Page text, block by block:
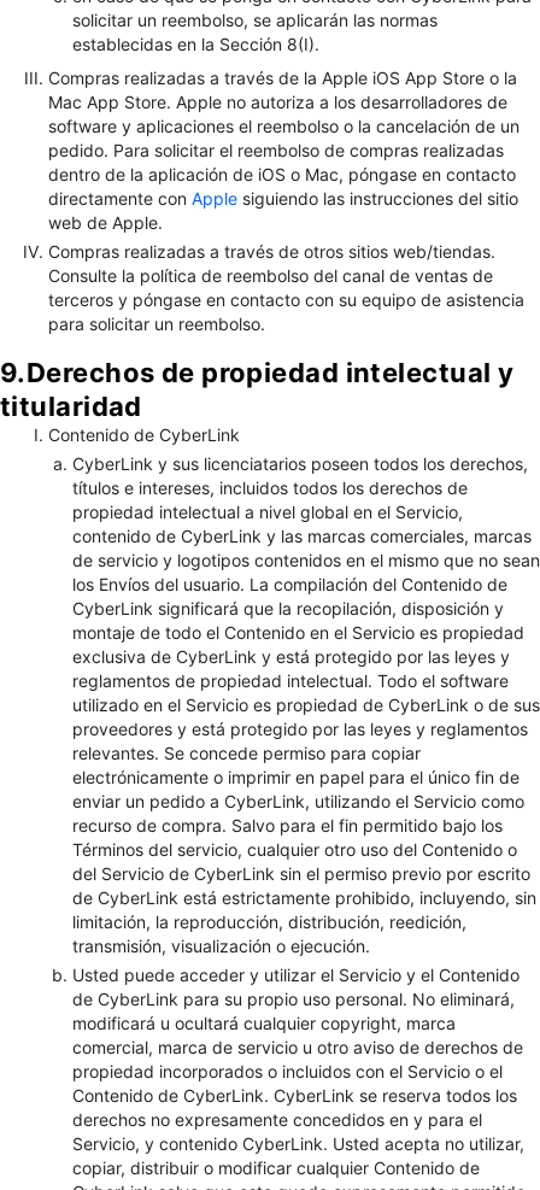
solicitar un reembolso, se aplicarán las normas
establecidas en la Sección 8(I).
Compras realizadas a través de la Apple iOS App Store o la
Mac App Store. Apple no autoriza a los desarrolladores de
software y aplicaciones el reembolso o la cancelación de un
pedido. Para solicitar el reembolso de compras realizadas
dentro de la aplicación de iOS o Mac, póngase en contacto
directamente con Apple siguiendo las instrucciones del sitio
web de Apple.
Compras realizadas a través de otros sitios web/tiendas.
Consulte la política de reembolso del canal de ventas de
terceros y póngase en contacto con su equipo de asistencia
para solicitar un reembolso.
9.Derechos de propiedad intelectual y
titularidad
Contenido de CyberLink
CyberLink y sus licenciatarios poseen todos los derechos,
títulos e intereses, incluidos todos los derechos de
propiedad intelectual a nivel global en el Servicio,
contenido de CyberLink y las marcas comerciales, marcas
de servicio y logotipos contenidos en el mismo que no sean
los Envíos del usuario. La compilación del Contenido de
CyberLink significará que la recopilación, disposición y
montaje de todo el Contenido en el Servicio es propiedad
exclusiva de CyberLink y está protegido por las leyes y
reglamentos de propiedad intelectual. Todo el software
utilizado en el Servicio es propiedad de CyberLink o de sus
proveedores y está protegido por las leyes y reglamentos
relevantes. Se concede permiso para copiar
electrónicamente o imprimir en papel para el único fin de
enviar un pedido a CyberLink, utilizando el Servicio como
recurso de compra. Salvo para el fin permitido bajo los
Términos del servicio, cualquier otro uso del Contenido o
del Servicio de CyberLink sin el permiso previo por escrito
de CyberLink está estrictamente prohibido, incluyendo, sin
limitación, la reproducción, distribución, reedición,
transmisión, visualización o ejecución.
Usted puede acceder y utilizar el Servicio y el Contenido
de CyberLink para su propio uso personal. No eliminará,
modificará u ocultará cualquier copyright, marca
comercial, marca de servicio u otro aviso de derechos de
propiedad incorporados o incluidos con el Servicio o el
Contenido de CyberLink. CyberLink se reserva todos los
derechos no expresamente concedidos en y para el
Servicio, y contenido CyberLink. Usted acepta no utilizar,
copiar, distribuir o modificar cualquier Contenido de